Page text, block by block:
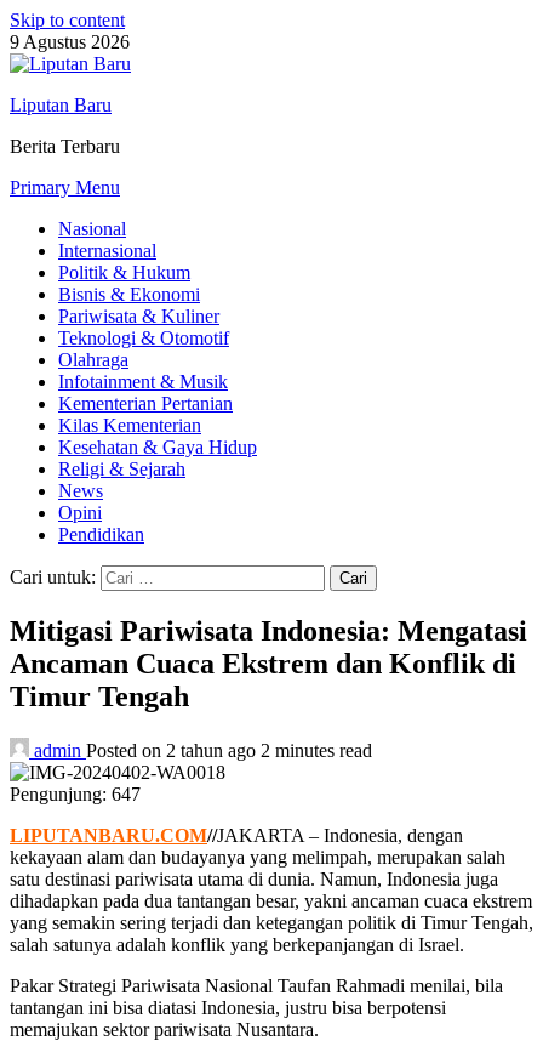
Skip to content
9 Agustus 2026
Liputan Baru
Berita Terbaru
Primary Menu
Nasional
Internasional
Politik & Hukum
Bisnis & Ekonomi
Pariwisata & Kuliner
Teknologi & Otomotif
Olahraga
Infotainment & Musik
Kementerian Pertanian
Kilas Kementerian
Kesehatan & Gaya Hidup
Religi & Sejarah
News
Opini
Pendidikan
Cari untuk:
Mitigasi Pariwisata Indonesia: Mengatasi
Ancaman Cuaca Ekstrem dan Konflik di
Timur Tengah
admin Posted on 2 tahun ago 2 minutes read
Pengunjung: 647
LIPUTANBARU.COM//JAKARTA – Indonesia, dengan
kekayaan alam dan budayanya yang melimpah, merupakan salah
satu destinasi pariwisata utama di dunia. Namun, Indonesia juga
dihadapkan pada dua tantangan besar, yakni ancaman cuaca ekstrem
yang semakin sering terjadi dan ketegangan politik di Timur Tengah,
salah satunya adalah konflik yang berkepanjangan di Israel.
Pakar Strategi Pariwisata Nasional Taufan Rahmadi menilai, bila
tantangan ini bisa diatasi Indonesia, justru bisa berpotensi
memajukan sektor pariwisata Nusantara.